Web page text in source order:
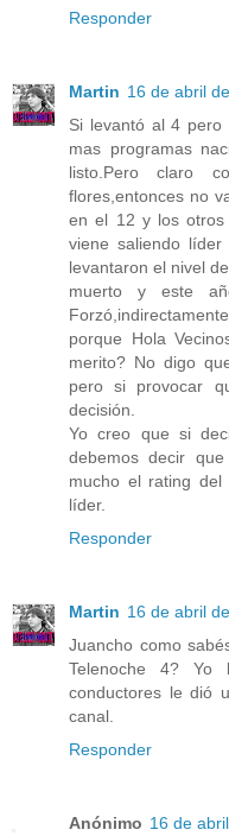
Responder
Martin 16 de abril
Si levantó al 4 pero
mas programas
listo.Pero claro
flores,entonces no
en el 12 y los otros
viene saliendo
levantaron el nivel
muerto y este
porque Hola
merito? No digo
pero si provocar
decisión.
Yo creo que si
debemos decir
mucho el rating
líder.
Responder
Martin 16 de abril
Juancho como
Telenoche 4?
conductores le dió
canal.
Responder
Anónimo 16 de